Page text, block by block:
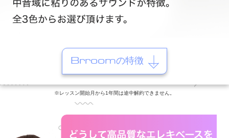
Brroomの特徴
※レッスン開始月から1年間は途中解約できません。